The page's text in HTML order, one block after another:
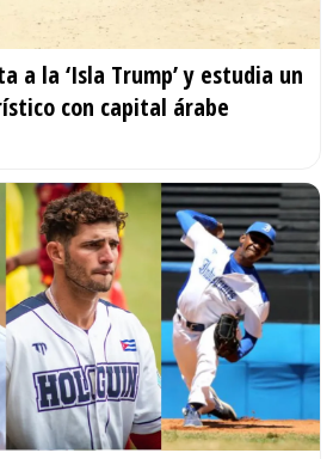
a la ‘Isla Trump’ y estudia un
con capital árabe